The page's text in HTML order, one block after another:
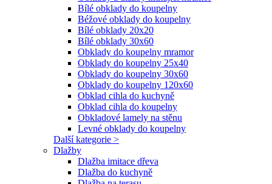
Bílé obklady do koupelny
Béžové obklady do koupelny
Bílé obklady 20x20
Bílé obklady 30x60
Obklady do koupelny mramor
Obklady do koupelny 25x40
Obklady do koupelny 30x60
Obklady do koupelny 120x60
Obklad cihla do kuchyně
Obklad cihla do koupelny
Obkladové lamely na stěnu
Levné obklady do koupelny
Další kategorie >
Dlažby
Dlažba imitace dřeva
Dlažba do kuchyně